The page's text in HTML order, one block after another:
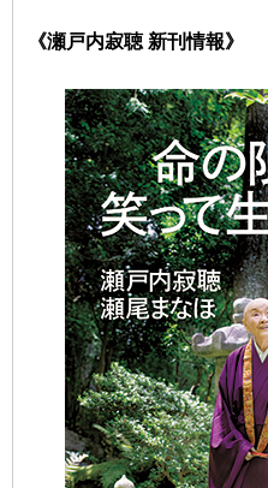
《瀬戸内寂聴 新刊情報》